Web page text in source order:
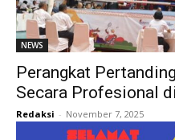
NEWS
Perangkat
Secara Profesional
Redaksi - November 7, 2025